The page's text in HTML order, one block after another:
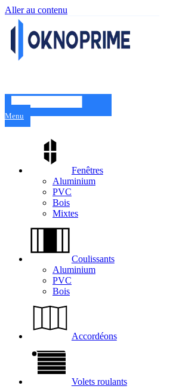
Aller au contenu
Menu
Fenêtres
Aluminium
PVC
Bois
Mixtes
Coulissants
Aluminium
PVC
Bois
Accordéons
Volets roulants